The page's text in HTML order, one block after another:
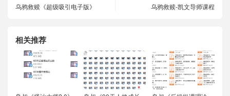
乌鸦救赎《超级吸引电子版》
乌鸦救赎-凯文导师课程
相关推荐